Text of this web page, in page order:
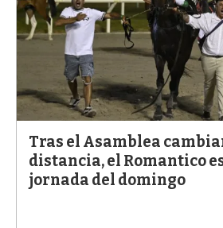
Tras el Asamblea
distancia, el Romantico
jornada del domingo